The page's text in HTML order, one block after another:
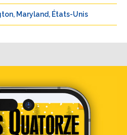
Maryland, États-Unis